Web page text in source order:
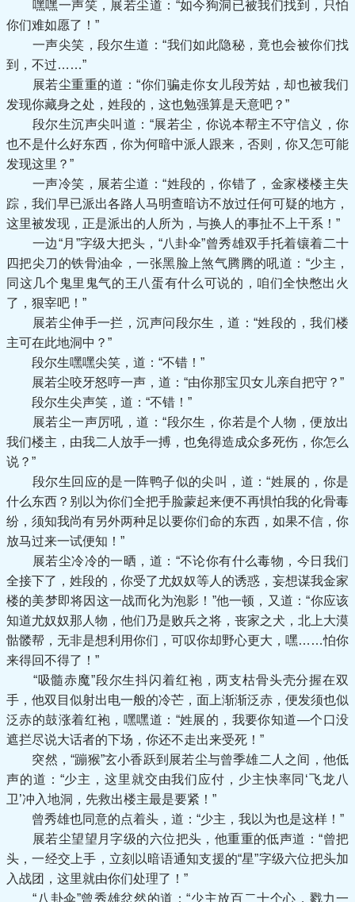
嘿嘿一声笑，展若尘道：“如今狗洞已被我们找到，只怕
你们难如愿了！”
一声尖笑，段尔生道：“我们如此隐秘，竟也会被你们找
到，不过……”
展若尘重重的道：“你们骗走你女儿段芳姑，却也被我们
发现你藏身之处，姓段的，这也勉强算是天意吧？”
段尔生沉声尖叫道：“展若尘，你说本帮主不守信义，你
也不是什么好东西，你为何暗中派人跟来，否则，你又怎可能
发现这里？”
一声冷笑，展若尘道：“姓段的，你错了，金家楼楼主失
踪，我们早已派出各路人马明查暗访不放过任何可疑的地方，
这里被发现，正是派出的人所为，与换人的事扯不上干系！”
一边“月”字级大把头，“八卦伞”曾秀雄双手托着镶着二十
四把尖刀的铁骨油伞，一张黑脸上煞气腾腾的吼道：“少主，
同这几个鬼里鬼气的王八蛋有什么可说的，咱们全快憋出火
了，狠宰吧！”
展若尘伸手一拦，沉声问段尔生，道：“姓段的，我们楼
主可在此地洞中？”
段尔生嘿嘿尖笑，道：“不错！”
展若尘咬牙怒哼一声，道：“由你那宝贝女儿亲自把守？”
段尔生尖声笑，道：“不错！”
展若尘一声厉吼，道：“段尔生，你若是个人物，便放出
我们楼主，由我二人放手一搏，也免得造成众多死伤，你怎么
说？”
段尔生回应的是一阵鸭子似的尖叫，道：“姓展的，你是
什么东西？别以为你们全把手脸蒙起来便不再惧怕我的化骨毒
纷，须知我尚有另外两种足以要你们命的东西，如果不信，你
放马过来一试便知！”
展若尘冷冷的一晒，道：“不论你有什么毒物，今日我们
全接下了，姓段的，你受了尤奴奴等人的诱惑，妄想谋我金家
楼的美梦即将因这一战而化为泡影！”他一顿，又道：“你应该
知道尤奴奴那人物，他们乃是败兵之将，丧家之犬，北上大漠
骷髅帮，无非是想利用你们，可叹你却野心更大，嘿……怕你
来得回不得了！”
“吸髓赤魔”段尔生抖闪着红袍，两支枯骨头壳分握在双
手，他双目似射出电一般的冷芒，面上渐渐泛赤，便发须也似
泛赤的鼓涨着红袍，嘿嘿道：“姓展的，我要你知道—个口没
遮拦尽说大话者的下场，你还不走出来受死！”
突然，“蹦猴”玄小香跃到展若尘与曾季雄二人之间，他低
声的道：“少主，这里就交由我们应付，少主快率同‘飞龙八
卫’冲入地洞，先救出楼主最是要紧！”
曾秀雄也同意的点着头，道：“少主，我以为也是这样！”
展若尘望望月字级的六位把头，他重重的低声道：“曾把
头，一经交上手，立刻以暗语通知支援的“星”字级六位把头加
入战团，这里就由你们处理了！”
“八卦伞”曾秀雄忿然的道：“少主放百二十个心，戮力一